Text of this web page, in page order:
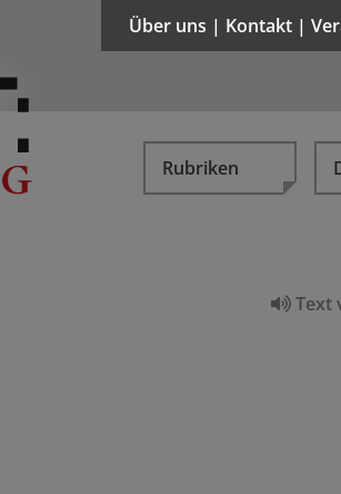
Über uns | Kontakt |
Rubriken
Text